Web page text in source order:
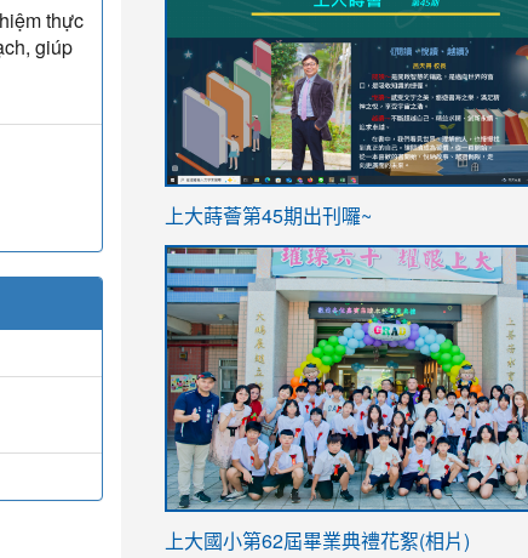
thực
giúp
ink
https://sites.google.com/stes.tyc.edu.tw/
link
https://sites.google.com/stes.tyc.edu.tw/
上大蒔薈第45期出刊囉~
link
上大國小第62屆畢業典禮花絮(相片)